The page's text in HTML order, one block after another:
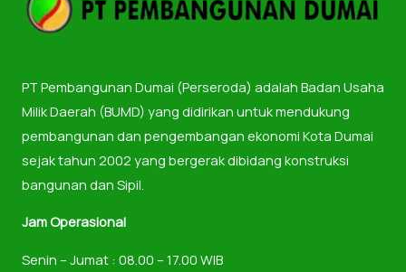
PT Pembangunan Dumai (Perseroda) adalah Badan Usaha
Milik Daerah (BUMD) yang didirikan untuk mendukung
pembangunan dan pengembangan ekonomi Kota Dumai
sejak tahun 2002 yang bergerak dibidang konstruksi
bangunan dan Sipil.
Jam Operasional
Senin – Jumat : 08.00 – 17.00 WIB